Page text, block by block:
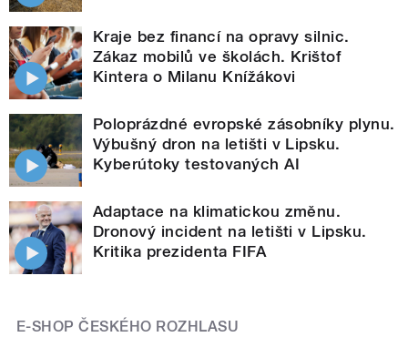
Kraje bez financí na opravy silnic.
Zákaz mobilů ve školách. Krištof
Kintera o Milanu Knížákovi
Poloprázdné evropské zásobníky plynu.
Výbušný dron na letišti v Lipsku.
Kyberútoky testovaných AI
Adaptace na klimatickou změnu.
Dronový incident na letišti v Lipsku.
Kritika prezidenta FIFA
E-SHOP ČESKÉHO ROZHLASU